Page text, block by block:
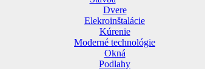
Dvere
Elekroinštalácie
Kúrenie
Moderné technológie
Okná
Podlahy